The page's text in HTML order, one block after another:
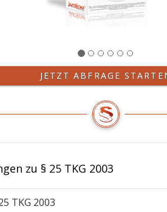
JETZT ABFRAGE
zu § 25 TKG 2003
TKG 2003